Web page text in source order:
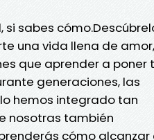
sabes
una vida llena de amor,
que aprender a poner
generaciones, las
hemos integrado tan
nosotras también
cómo alcanzar